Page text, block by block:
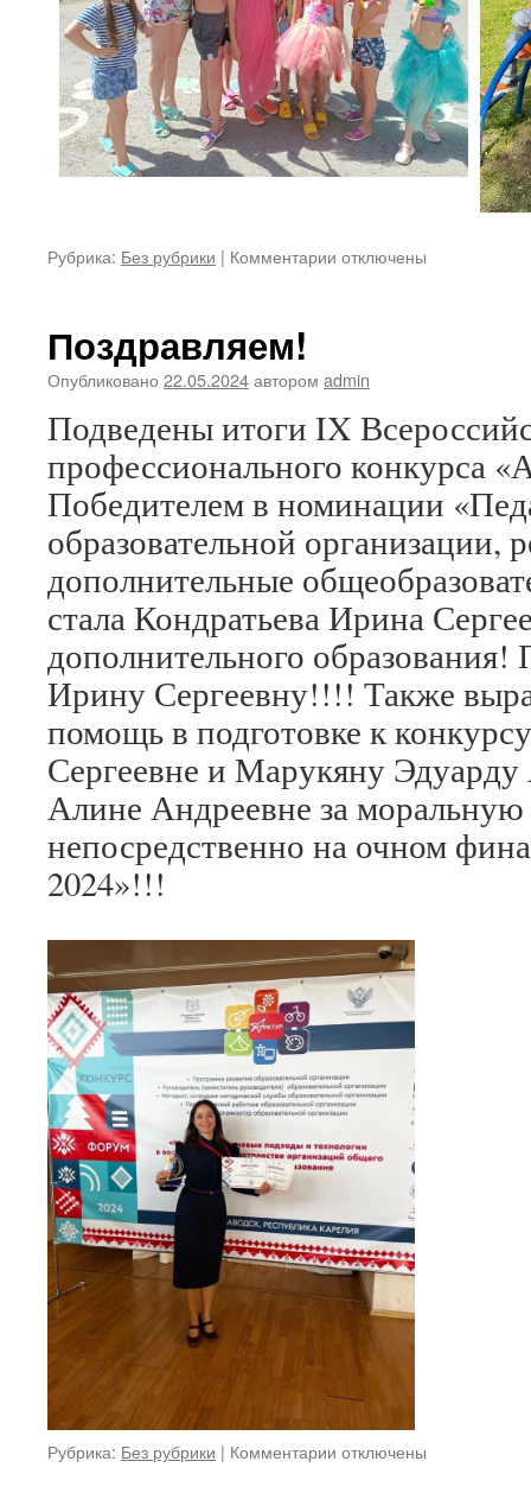
Рубрика: Без рубрики | Комментарии к
для
отключены
Поздравляем!
Опубликовано 22.05.2024автором admin
Подведены итоги IX
профессионального конкурса
Победителем в номинации
образовательной организации,
дополнительные
стала Кондратьева Ирина
дополнительного
Ирину Сергеевну!!!! Также
помощь в подготовке к
Сергеевне и Марукяну
Алине Андреевне за
непосредственно на очном
2024»!!!
Рубрика: Без рубрики | Комментарии котключены